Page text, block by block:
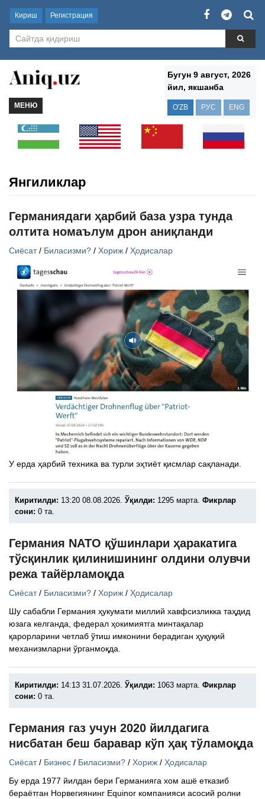
Кириш Регистрация
МЕНЮ
Бугун 9 август, 2026
йил, якшанба
O'ZB РУС ENG
Янгиликлар
Германиядаги ҳарбий база узра тунда
олтита номаълум дрон аниқланди
Сиёсат/ Биласизми? / Хориж / Ҳодисалар
У ерда ҳарбий техника ва турли эҳтиёт қисмлар сақланади.
Киритилди: 13:20 08.08.2026. Ўқилди: 1295 марта. Фикрлар
сони: 0 та.
Германия NАТО қўшинлари ҳаракатига
тўсқинлик қилинишининг олдини олувчи
режа тайёрламоқда
Сиёсат/ Биласизми? / Хориж / Ҳодисалар
Шу сабабли Германия ҳукумати миллий хавфсизликка таҳдид
юзага келганда, федерал ҳокимиятга минтақалар
қарорларини четлаб ўтиш имконини берадиган ҳуқуқий
механизмларни ўрганмоқда.
Киритилди: 14:13 31.07.2026. Ўқилди: 1063 марта. Фикрлар
сони: 0 та.
Германия газ учун 2020 йилдагига
нисбатан беш баравар кўп ҳақ тўламоқда
Сиёсат/ Бизнес / Биласизми? / Хориж / Ҳодисалар
Бу ерда 1977 йилдан бери Германияга хом ашё етказиб
бераётган Норвегиянинг Equinor компанияси асосий ролни